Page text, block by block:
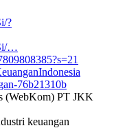
?
…
76b21310b
(WebKom) PT JKK
keuangan